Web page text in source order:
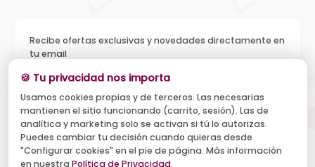
Recibe ofertas exclusivas y novedades directamente en
tu email
Acepto recibir novedades y ofertas, y el tratamiento de mi
email según la Política de Privacidad . Puedo darme de baja
cuando quiera.
Suscribirse
🍪 Tu privacidad nos importa
Usamos cookies propias y de terceros. Las necesarias
mantienen el sitio funcionando (carrito, sesión). Las de
analítica y marketing solo se activan si tú lo autorizas.
Puedes cambiar tu decisión cuando quieras desde
"Configurar cookies" en el pie de página. Más información
en nuestra Política de Privacidad.